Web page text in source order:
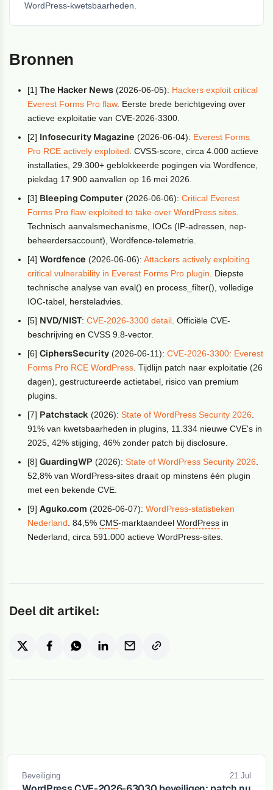
WordPress-kwetsbaarheden.
Bronnen
[1]The Hacker News (2026-06-05): Hackers exploit critical
Everest Forms Pro flaw. Eerste brede berichtgeving over
actieve exploitatie van CVE-2026-3300.
[2] Infosecurity Magazine (2026-06-04): Everest Forms
Pro RCE actively exploited. CVSS-score, circa 4.000 actieve
installaties, 29.300+ geblokkeerde pogingen via Wordfence,
piekdag 17.900 aanvallen op 16 mei 2026.
[3] Bleeping Computer (2026-06-06):Critical Everest
Forms Pro flaw exploited to take over WordPress sites.
Technisch aanvalsmechanisme, IOCs (IP-adressen, nep-
beheerdersaccount), Wordfence-telemetrie.
[4]Wordfence (2026-06-06):Attackers actively exploiting
critical vulnerability in Everest Forms Pro plugin. Diepste
technische analyse van eval() en process_filter(), volledige
IOC-tabel, hersteladvies.
[5] NVD/NIST:CVE-2026-3300 detail. Officiële CVE-
beschrijving en CVSS 9.8-vector.
[6]CiphersSecurity (2026-06-11):CVE-2026-3300: Everest
Forms Pro RCE WordPress. Tijdlijn patch naar exploitatie (26
dagen), gestructureerde actietabel, risico van premium
plugins.
[7] Patchstack (2026):State of WordPress Security 2026.
91% van kwetsbaarheden in plugins, 11.334 nieuwe CVE's in
2025, 42% stijging, 46% zonder patch bij disclosure.
[8]GuardingWP (2026):State of WordPress Security 2026.
52,8% van WordPress-sites draait op minstens één plugin
met een bekende CVE.
[9]Aguko.com (2026-06-07):WordPress-statistieken
Nederland. 84,5%CMS-marktaandeelWordPress in
Nederland, circa 591.000 actieve WordPress-sites.
Deel dit artikel:
Beveiliging 21 Jul